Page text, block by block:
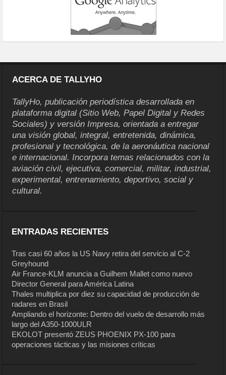
ACERCA DE TALLYHO
TallyHo, publicación periodística desarrollada en
plataforma digital (Sitio Web, Papel Digital y Redes
Sociales) y versión Impresa, orientada a entregar
una visión global, integral, entretenida, dinámica,
profesional y tecnológica, de la aeronáutica nacional
e internacional. Incorpora temas relacionados con la
aviación civil, ejecutiva, comercial, militar, industrial,
experimental, entrenamiento, deportivo, social y
cultural.
ENTRADAS RECIENTES
Tras casi 60 años la US Navy retira del servicio al C-2
Greyhound
Air France-KLM anuncia a Guilhem Mallet como nuevo
Director General para América Latina
Thales multiplica por diez su capacidad de producción de
radares en Brasil
Ampliando el horizonte: Dentro del vuelo de desarrollo más
largo del A350-1000ULR
EKOLOT presentó ZEUS PHOENIX PX-100 para
operaciones tácticas y las misiones críticas